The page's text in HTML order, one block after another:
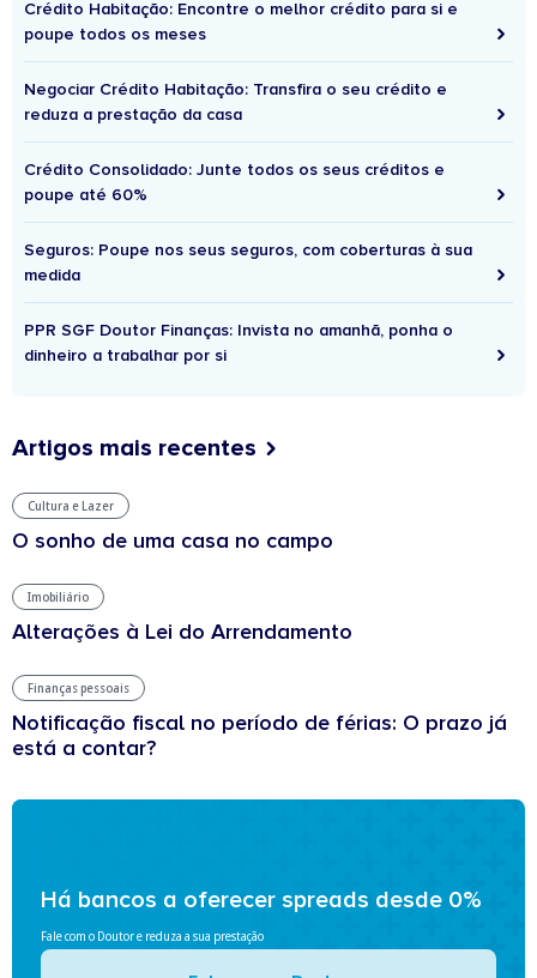
Crédito Habitação: Encontre o melhor crédito para si e
poupe todos os meses
Negociar Crédito Habitação: Transfira o seu crédito e
reduza a prestação da casa
Crédito Consolidado: Junte todos os seus créditos e
poupe até 60%
Seguros: Poupe nos seus seguros, com coberturas à sua
medida
PPR SGF Doutor Finanças: Invista no amanhã, ponha o
dinheiro a trabalhar por si
Artigos mais recentes
Cultura e Lazer
O sonho de uma casa no campo
Imobiliário
Alterações à Lei do Arrendamento
Finanças pessoais
Notificação fiscal no período de férias: O prazo já
está a contar?
Há bancos a oferecer spreads desde 0%
Fale com o Doutor e reduza a sua prestação